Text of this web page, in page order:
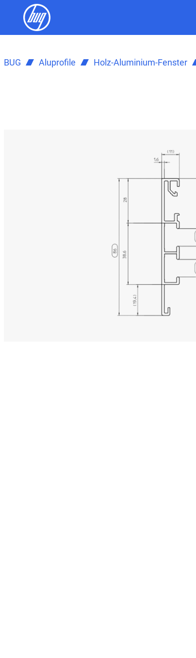
BUG Aluprofile Holz-Aluminium-Fenster